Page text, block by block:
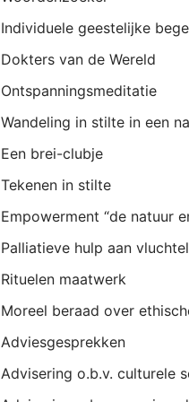
Individuele geestelijke
Dokters van de Wereld
Ontspanningsmeditatie
Wandeling in stilte in een
Een brei-clubje
Tekenen in stilte
Empowerment “de natuur
Palliatieve hulp aan
Rituelen maatwerk
Moreel beraad over
Adviesgesprekken
Advisering o.b.v. culturele